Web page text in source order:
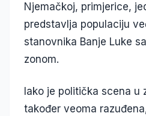
Njemačkoj, primjerice,
predstavlja populaciju
stanovnika Banje Luke
zonom.
Iako je politička scena u
također veoma